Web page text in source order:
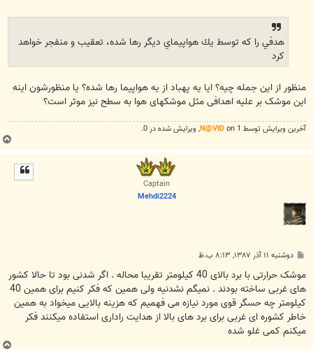
هدفي را كه توسط يك هواپيماي ديگر رها شده، تعقيب و منفجر خواهد
كرد
منظور از این جمله چیه؟ ایا یه پهباد از یه هواپیما رها شده؟ یا منظورشون اینه
این موشک بر علیه اهدافی مثل موشکهای هوا به سطح نیز موثر است؟
آخرین ويرايش توسط 1 on N@VID, ويرايش شده در 0.
ب
ا
Captain
Mehdi2224
پ
ت
دوشنبه ۱۱ آذر ۱۳۸۷, ۸:۱۳ ب.ظ
موشک حرارتی با برد بالای 40 کیلومتر تقریبا محاله . اگر شدنی بود تا حالا کشور
های غربی ساخته بودند . نمیگم نشدنیه ولی همین که فکر کنیم برای همین 40
کیلومتر چه حسگر قوی مورد نیازه می فهمیم که هزینه بالایی میخواد به همین
خاطر کشوره ای غربی برای برد های بالا از هدایت راداری استفاده میکنند فکر
میکنم کمی غلو شده
ب